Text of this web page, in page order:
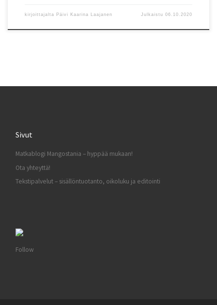
kirjoittajalta Päivi Kaarina Laajanen Julkaistu06.10.2020
Sivut
Matkablogi Mangostania – hyppää mukaan!
Ota yhteyttä!
Tekstipalvelut – sisällöntuotanto, oikoluku ja editointi
Follow